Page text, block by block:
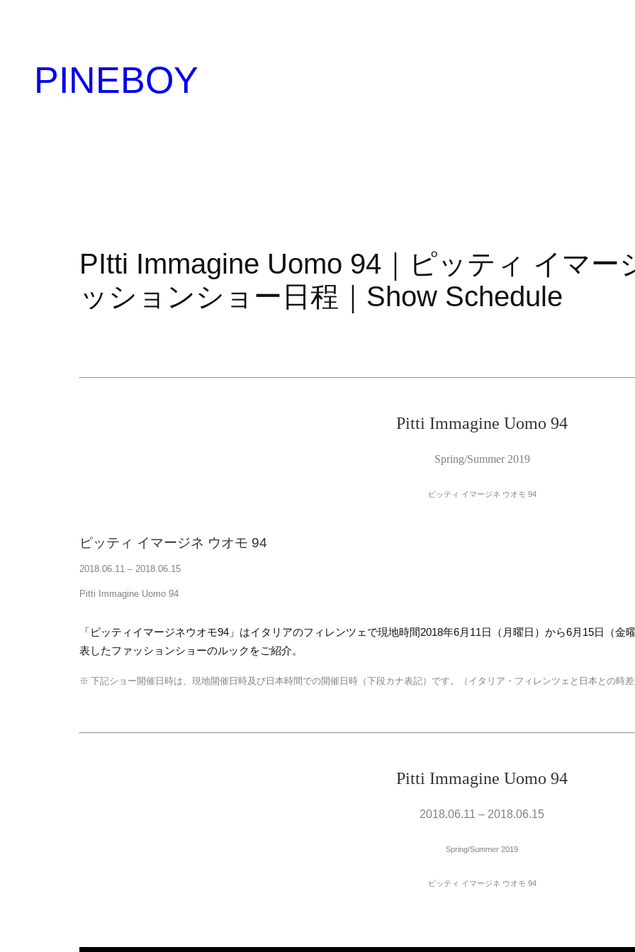
PINEBOY
PItti Immagine Uomo 94｜ピッティ イマー
ッションショー日程｜Show Schedule
Pitti Immagine Uomo 94
Spring/Summer 2019
ピッティ イマージネ ウオモ 94
ピッティ イマージネ ウオモ 94
2018.06.11 – 2018.06.15
Pitti Immagine Uomo 94
「ピッティイマージネウオモ94」はイタリアのフィレンツェで現地時間2018年6月11日（月曜日）から6月15日（金
表したファッションショーのルックをご紹介。
※ 下記ショー開催日時は、現地開催日時及び日本時間での開催日時（下段カナ表記）です。（イタリア・フィレンツェと日本との時差
Pitti Immagine Uomo 94
2018.06.11 – 2018.06.15
Spring/Summer 2019
ピッティ イマージネ ウオモ 94